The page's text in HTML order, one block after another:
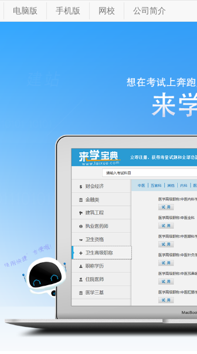
电脑版 手机版 网校 公司简介